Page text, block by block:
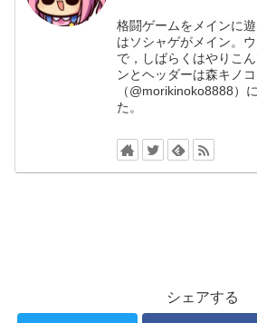
格闘ゲームをメインに
はソシャゲがメイン。
で，しばらくはやりこ
ンとヘッダーは森キノ
（@morikinoko8888）
た。
シェアする